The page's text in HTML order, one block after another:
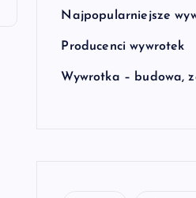
Najpopularniejsze
Producenci wywrotek
Wywrotka – budowa,